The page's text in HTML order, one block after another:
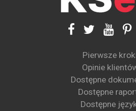
Pierwsze
Opinie
Dostępne
Dostępne
Dostępne